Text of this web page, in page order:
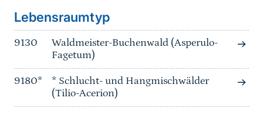
Lebensraumtyp
9130
Waldmeister-Buchenwald (Asperulo-
Fagetum)
9180*
* Schlucht- und Hangmischwälder
(Tilio-Acerion)